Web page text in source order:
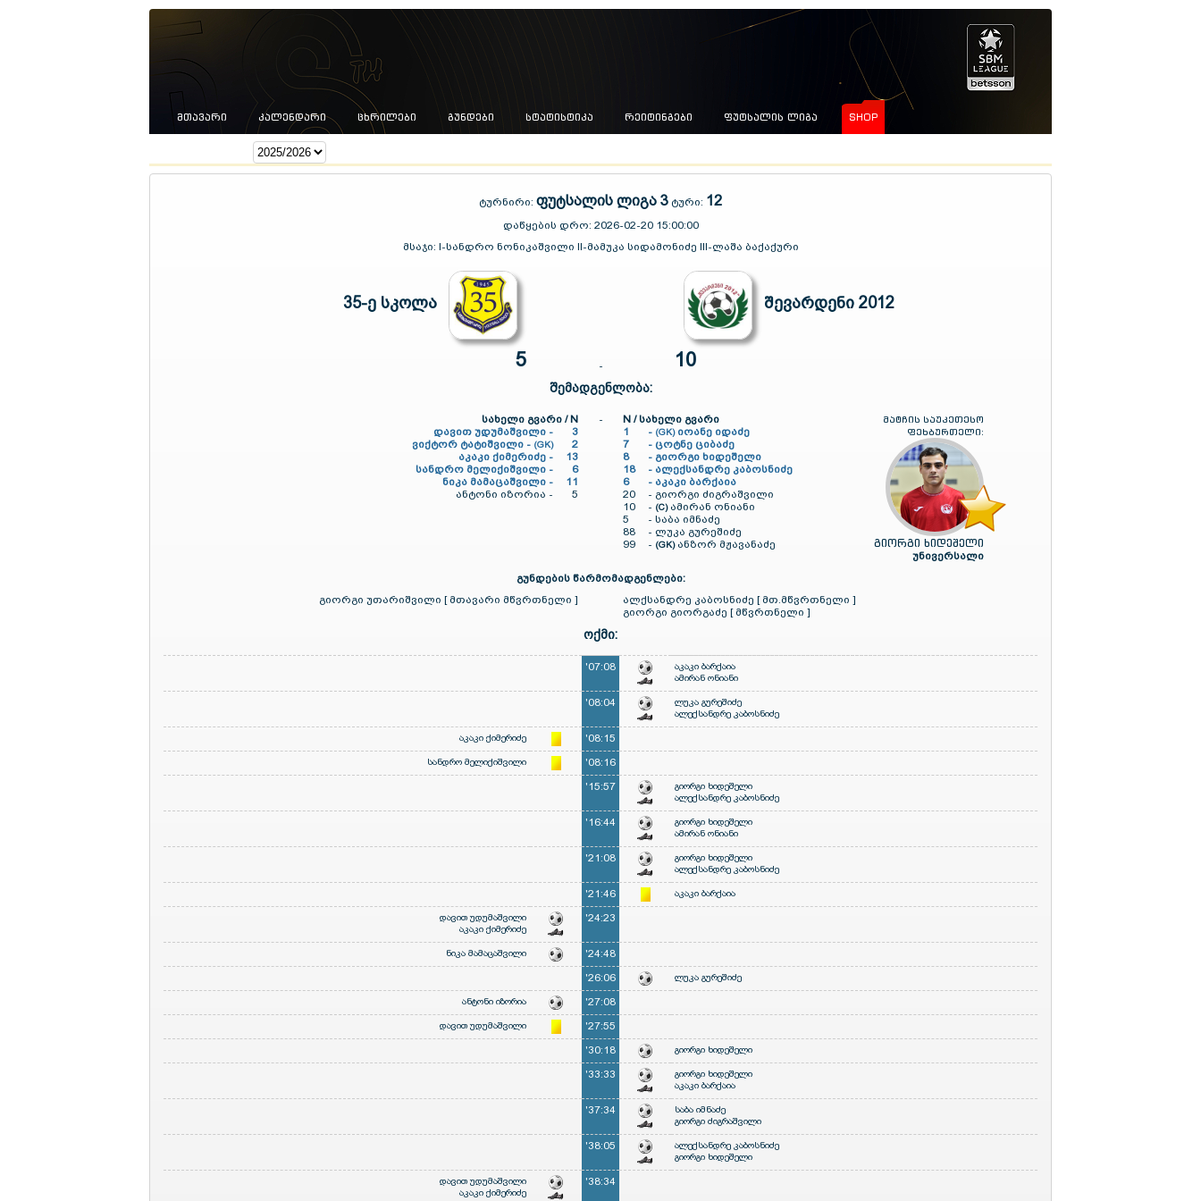
ᲛᲗᲐᲕᲐᲠᲘ ᲙᲐᲚᲔᲜᲓᲐᲠᲘ ᲪᲮᲠᲘᲚᲔᲑᲘ ᲒᲣᲜᲓᲔᲑᲘ ᲡᲢᲐᲢᲘᲡᲢᲘᲙᲐ ᲠᲔᲘᲢᲘᲜᲒᲔᲑᲘ ᲤᲣᲢᲡᲐᲚᲘᲡ ᲚᲘᲒᲐ SHOP
ტურნირი: ფუტსალის ლიგა 3 ტური: 12
დაწყების დრო: 2026-02-20 15:00:00
მსაჯი: I-სანდრო ნონიკაშვილი II-მამუკა სიდამონიძე III-ლაშა ბაქაქური
35-ე სკოლა
5 -
შევარდენი 2012
10
შემადგენლობა:
სახელი გვარი / N
დავით უდუმაშვილი -
3
ვიქტორ ტატიშვილი - (GK)
2
აკაკი ქიმერიძე -
13
სანდრო მელიქიშვილი -
6
ნიკა მამაცაშვილი -
11
ანტონი იზორია -
5
-
მატჩის საუკეთესო
ფეხბურთელი:
გიორგი ხიდეშელი
უნივერსალი
N / სახელი გვარი
1
- (GK) იოანე იდაძე
7
- ცოტნე ციბაძე
8
- გიორგი ხიდეშელი
18
- ალექსანდრე კაბოსნიძე
6
- აკაკი ბარქაია
20
- გიორგი ძიგრაშვილი
10
- (C) ამირან ონიანი
5
- საბა იმნაძე
88
- ლუკა გურეშიძე
99
- (GK) ანზორ მჟავანაძე
გუნდების წარმომადგენლები:
გიორგი უთარიშვილი [ მთავარი მწვრთნელი ]
ალქსანდრე კაბოსნიძე [ მთ.მწვრთნელი ]
გიორგი გიორგაძე [ მწვრთნელი ]
ოქმი:
'07:08
აკაკი ბარქაია
ამირან ონიანი
'08:04
ლუკა გურეშიძე
ალექსანდრე კაბოსნიძე
აკაკი ქიმერიძე '08:15
სანდრო მელიქიშვილი
'08:16
'15:57
გიორგი ხიდეშელი
ალექსანდრე კაბოსნიძე
'16:44
გიორგი ხიდეშელი
ამირან ონიანი
'21:08
გიორგი ხიდეშელი
ალექსანდრე კაბოსნიძე
'21:46 აკაკი ბარქაია
დავით უდუმაშვილი
აკაკი ქიმერიძე
'24:23
ნიკა მამაცაშვილი
'24:48
'26:06
ლუკა გურეშიძე
ანტონი იზორია '27:08
დავით უდუმაშვილი
'27:55
'30:18
გიორგი ხიდეშელი
'33:33
გიორგი ხიდეშელი
აკაკი ბარქაია
'37:34
საბა იმნაძე
გიორგი ძიგრაშვილი
'38:05
ალექსანდრე კაბოსნიძე
გიორგი ხიდეშელი
დავით უდუმაშვილი
აკაკი ქიმერიძე
'38:34